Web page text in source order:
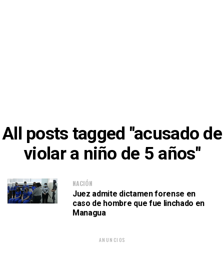
All posts tagged "acusado de
violar a niño de 5 años"
NACIÓN
Juez admite dictamen forense en
caso de hombre que fue linchado en
Managua
ANUNCIOS